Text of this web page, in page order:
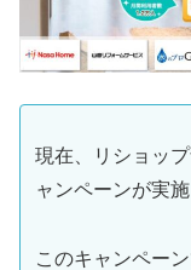
現在、リショッ
ャンペーンが実
このキャンペー